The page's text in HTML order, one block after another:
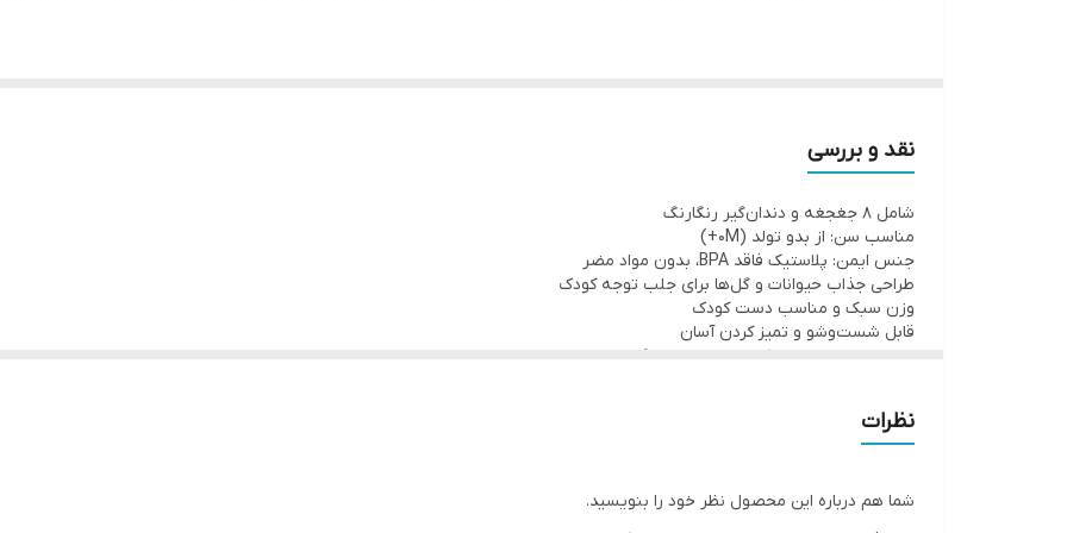
این دندان‌گیرها با ایجاد بافت‌های ملایم و قابلیت تکان‌ خوردن همراه با صدا، به کاهش خارش و درد لثه در دوران دندان‌درآوردن
ملایم نیز تمیز نگه داشتن آن را ساده کرده است.
این محصول به دلیل طراحی جذاب و کارایی بالا، گزینه‌ای عالی برای هدیه سیسمونی یا استفاده روزمره است.
نقد و بررسی
شامل ۸ جغجغه و دندان‌گیر رنگارنگ
مناسب سن: از بدو تولد (0M+)
جنس ایمن: پلاستیک فاقد BPA، بدون مواد مضر
طراحی جذاب حیوانات و گل‌ها برای جلب توجه کودک
وزن سبک و مناسب دست کودک
قابل شست‌وشو و تمیز کردن آسان
تقویت مهارت‌های حرکتی و حواس پنج‌گانه
نظرات
شما هم درباره این محصول نظر خود را بنویسید.